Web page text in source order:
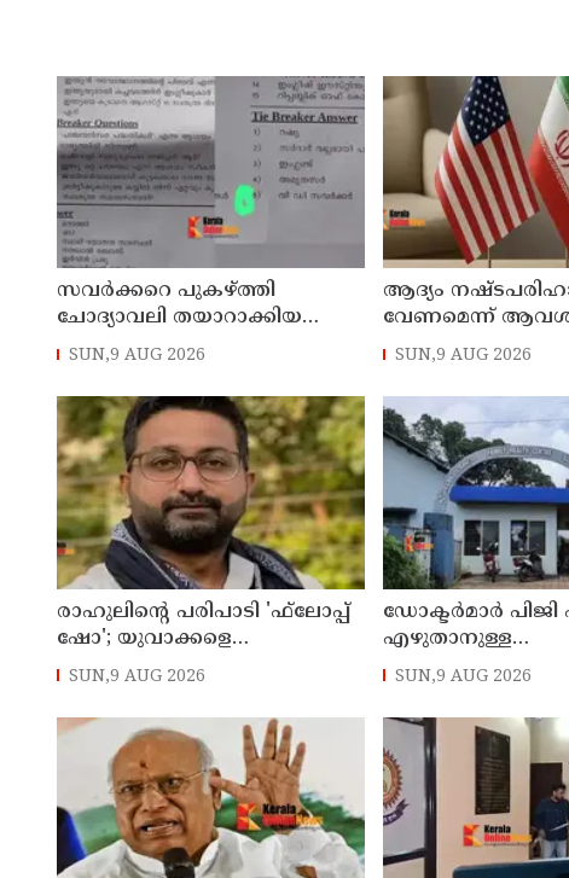
സവര്‍ക്കറെ പുകഴ്ത്തി
ചോദ്യാവലി തയാറാക്കിയ
അധ്യാപകന് സസ്‌പെന്‍ഷന്‍
SUN,9 AUG 2026
ആദ്യം
വേണമെന്ന്
യുഎസ് നയതന്ത്ര
SUN,9 AUG 2026
രാഹുലിന്റെ പരിപാടി 'ഫ്‌ലോപ്പ്
ഷോ'; യുവാക്കളെ
തെറ്റിദ്ധരിപ്പിക്കുന്നുവെന്ന് യുപി
മന്ത്രി ഡാനിഷ് അന്‍സാരി
SUN,9 AUG 2026
ഡോക്ടര്‍മാര്‍ പിജി
എഴുതാനുള്ള
മുന്നൊരുക്കത്തില്‍;
കാസര്‍കോട്
കുടുംബാരോഗ്യ
അടച്ചുപൂട്ടി
SUN,9 AUG 2026